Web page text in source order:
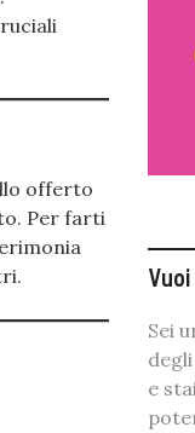
offerto
Per farti
Sei
e